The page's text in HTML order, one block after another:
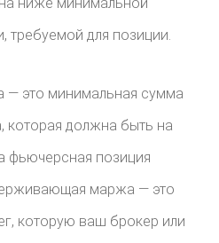
для позиции.
это минимальная сумма
которая должна быть на
фьючерсная позиция
маржа — это
которую ваш брокер или